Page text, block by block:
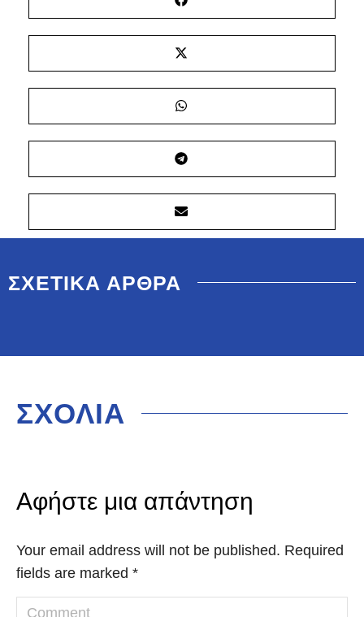
ΣΧΕΤΙΚΑ ΑΡΘΡΑ
ΣΧΟΛΙΑ
Αφήστε μια απάντηση
Your email address will not be published. Required
fields are marked *
Comment